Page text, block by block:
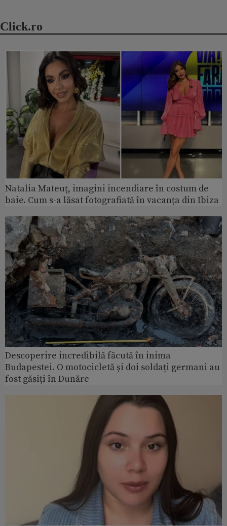
Click.ro
Natalia Mateuț, imagini incendiare în costum de
baie. Cum s-a lăsat fotografiată în vacanța din Ibiza
Descoperire incredibilă făcută în inima
Budapestei. O motocicletă și doi soldați germani au
fost găsiți în Dunăre